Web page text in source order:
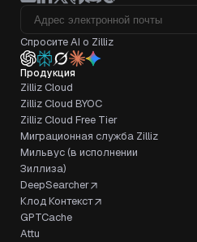
Спросите AI о Zilliz
Продукция
Zilliz Cloud
Zilliz Cloud BYOC
Zilliz Cloud Free Tier
Миграционная служба Zilliz
Мильвус (в исполнении
Зиллиза)
DeepSearcher
Клод Контекст
GPTCache
Attu